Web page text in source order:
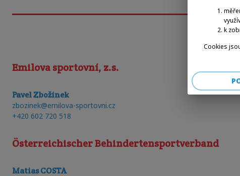
Emilova sportovní, z.s.
Pavel Zbožínek
zbozinek@emilova-sportovni.cz
+420 602 720 518
Österreichischer Behindertensportverband
Matias COSTA
k
Cookies